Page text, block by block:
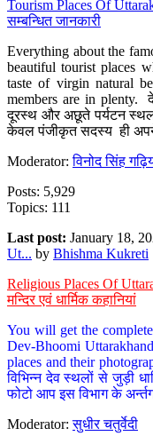
Tourism Places Of
सम्बन्धित जानकारी
Everything about the
beautiful tourist places
taste of virgin natural
members are in plenty.
दूरस्थ और अछूते पर्यटन
केवल पंजीकृत सदस्य ही
Moderator:विनोद सिंह
Posts: 5,929
Topics: 111
Last post: January 18,
Ut... by Bhishma Kukreti
Religious Places Of
मन्दिर एवं धार्मिक कहानियां
You will get the
Dev-Bhoomi
places and their
विभिन्न देव स्थलों से जुड़ी
फोटो आप इस विभाग के
Moderator:सुधीर चतुर्वेदी